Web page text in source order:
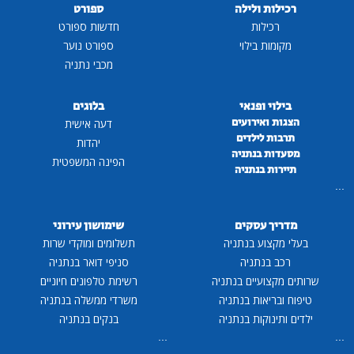
רכילות ולילה
רכילות
מקומות בילוי
ספורט
חדשות ספורט
ספורט נוער
מכבי נתניה
בילוי ופנאי
הצגות ואירועים
תרבות לילדים
מסעדות בנתניה
תיירות בנתניה
...
בלוגים
דעה אישית
יהדות
הפינה המשפטית
מדריך עסקים
בעלי מקצוע בנתניה
רכב בנתניה
שרותים מקצועיים בנתניה
טיפוח ובריאות בנתניה
ילדים ותינוקות בנתניה
...
שימושון עירוני
תשלומים ומוקדי שרות
סניפי דואר בנתניה
רשימת טלפונים חיוניים
משרדי ממשלה בנתניה
בנקים בנתניה
...